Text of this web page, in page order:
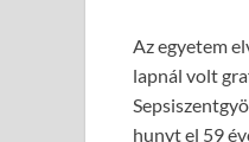
Az egyetem
lapnál volt
hunyt el 59